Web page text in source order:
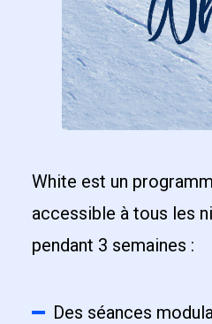
White est un
accessible à tous les
pendant 3 semaines :
Des séances